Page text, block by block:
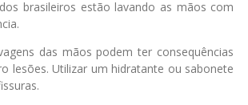
brasileiros estão lavando as mãos com
das mãos podem ter consequências
lesões. Utilizar um hidratante ou sabonete